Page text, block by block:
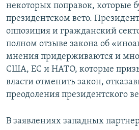
некоторых поправок, которые
президентском вето.
оппозиция и гражданский
полном отзыве закона об
мнения придерживаются и
США, ЕС и НАТО, которые
власти отменить закон,
преодоления президентского
В заявлениях западных